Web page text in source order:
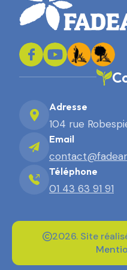
Adresse
104 rue
Email
Téléphone
01 43 63 91 91
2026. Site